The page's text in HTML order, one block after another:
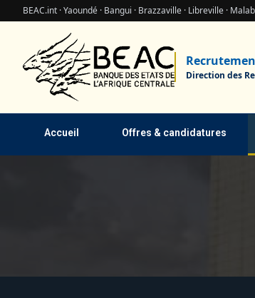
BEAC.int · Yaoundé · Bangui · Brazzaville · Libreville ·
Direction des
Accueil Offres & candidatures